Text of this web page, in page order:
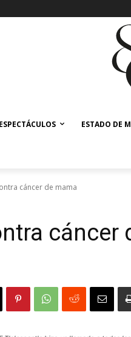
ESPECTÁCULOS ESTADO DE
cáncer de mama
cáncer